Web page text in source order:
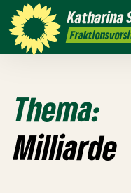
Katharina
Kontakt
Thema:
Milliarde